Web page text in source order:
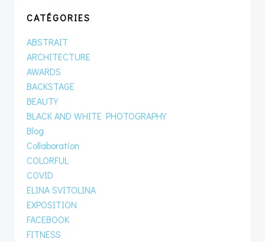
CATÉGORIES
ABSTRAIT
ARCHITECTURE
AWARDS
BACKSTAGE
BEAUTY
BLACK AND WHITE PHOTOGRAPHY
Blog
Collaboration
COLORFUL
COVID
ELINA SVITOLINA
EXPOSITION
FACEBOOK
FITNESS